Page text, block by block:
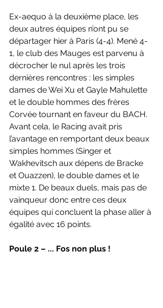
Ex-aequo à la deuxième place, les
deux autres équipes n’ont pu se
départager hier à Paris (4-4). Mené 4-
1, le club des Mauges est parvenu à
décrocher le nul après les trois
dernières rencontres : les simples
dames de Wei Xu et Gayle Mahulette
et le double hommes des frères
Corvée tournant en faveur du BACH.
Avant cela, le Racing avait pris
l’avantage en remportant deux beaux
simples hommes (Singer et
Wakhevitsch aux dépens de Bracke
et Ouazzen), le double dames et le
mixte 1. De beaux duels, mais pas de
vainqueur donc entre ces deux
équipes qui concluent la phase aller à
égalité avec 16 points.
Poule 2 – ... Fos non plus !